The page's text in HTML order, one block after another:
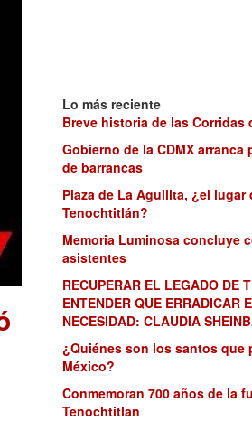
Lo más reciente
Breve historia de las Corridas
Gobierno de la CDMX
de barrancas
Plaza de La Aguilita, ¿el lugar
Tenochtitlán?
Memoria Luminosa concluye
asistentes
RECUPERAR EL LEGADO DE
ENTENDER QUE ERRADICAR
NECESIDAD: CLAUDIA
¿Quiénes son los santos que
México?
Conmemoran 700 años de la
Tenochtitlan